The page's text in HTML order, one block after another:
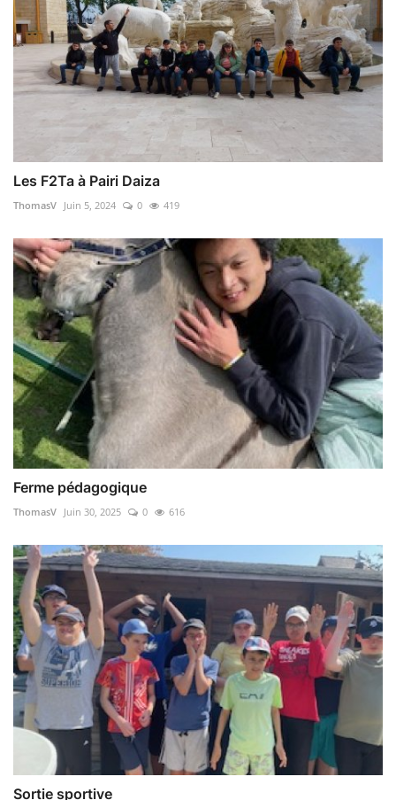
Les F2Ta à Pairi Daiza
ThomasV Juin 5, 2024 0 419
Ferme pédagogique
ThomasV Juin 30, 2025 0 616
Sortie sportive